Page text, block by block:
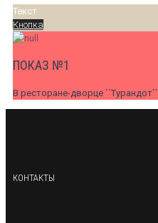
Текст
Кнопка
ПОКАЗ №1
В ресторане-дворце ``Турандот``
КОНТАКТЫ